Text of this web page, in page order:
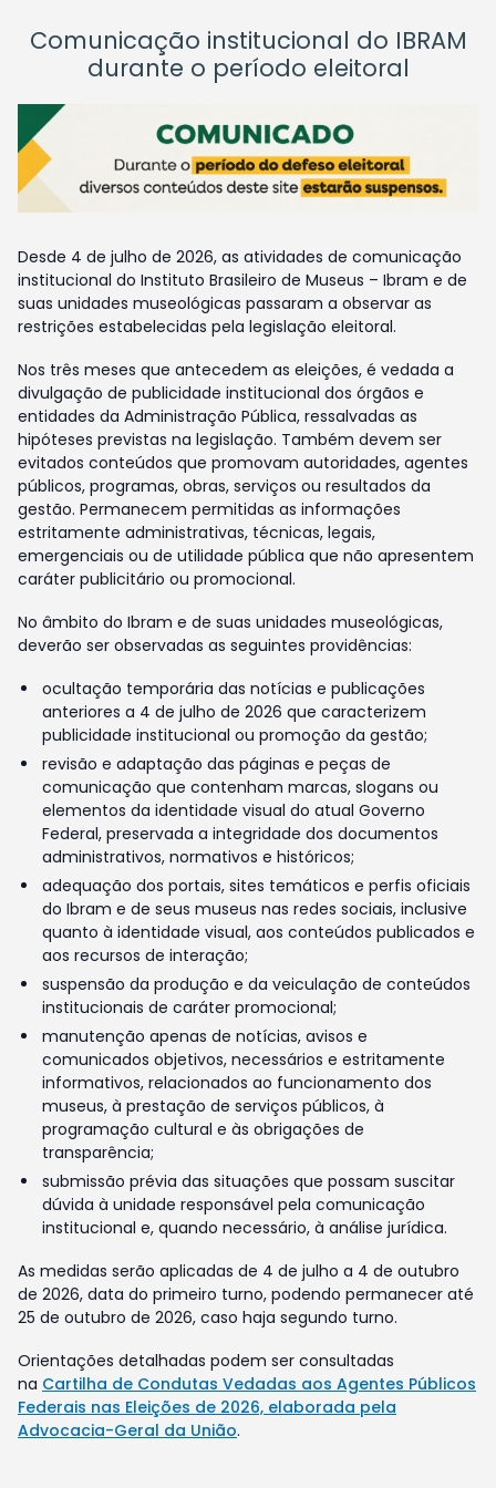
Comunicação institucional do IBRAM
durante o período eleitoral
Desde 4 de julho de 2026, as atividades de comunicação
institucional do Instituto Brasileiro de Museus – Ibram e de
suas unidades museológicas passaram a observar as
restrições estabelecidas pela legislação eleitoral.
Nos três meses que antecedem as eleições, é vedada a
divulgação de publicidade institucional dos órgãos e
entidades da Administração Pública, ressalvadas as
hipóteses previstas na legislação. Também devem ser
evitados conteúdos que promovam autoridades, agentes
públicos, programas, obras, serviços ou resultados da
gestão. Permanecem permitidas as informações
estritamente administrativas, técnicas, legais,
emergenciais ou de utilidade pública que não apresentem
caráter publicitário ou promocional.
No âmbito do Ibram e de suas unidades museológicas,
deverão ser observadas as seguintes providências:
ocultação temporária das notícias e publicações
anteriores a 4 de julho de 2026 que caracterizem
publicidade institucional ou promoção da gestão;
revisão e adaptação das páginas e peças de
comunicação que contenham marcas, slogans ou
elementos da identidade visual do atual Governo
Federal, preservada a integridade dos documentos
administrativos, normativos e históricos;
adequação dos portais, sites temáticos e perfis oficiais
do Ibram e de seus museus nas redes sociais, inclusive
quanto à identidade visual, aos conteúdos publicados e
aos recursos de interação;
suspensão da produção e da veiculação de conteúdos
institucionais de caráter promocional;
manutenção apenas de notícias, avisos e
comunicados objetivos, necessários e estritamente
informativos, relacionados ao funcionamento dos
museus, à prestação de serviços públicos, à
programação cultural e às obrigações de
transparência;
submissão prévia das situações que possam suscitar
dúvida à unidade responsável pela comunicação
institucional e, quando necessário, à análise jurídica.
As medidas serão aplicadas de 4 de julho a 4 de outubro
de 2026, data do primeiro turno, podendo permanecer até
25 de outubro de 2026, caso haja segundo turno.
Orientações detalhadas podem ser consultadas
na Cartilha de Condutas Vedadas aos Agentes Públicos
Federais nas Eleições de 2026, elaborada pela
Advocacia-Geral da União.